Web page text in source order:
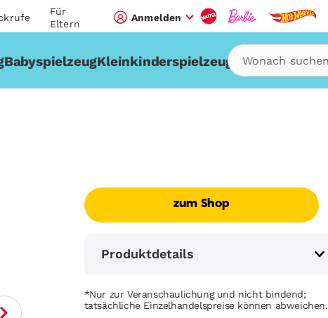
Für
Eltern
Anmelden
BabyspielzeugKleinkinderspielzeug
zum Shop
Produktdetails
*Nur zur Veranschaulichung und nicht bindend;
tatsächliche Einzelhandelspreise können abweichen.